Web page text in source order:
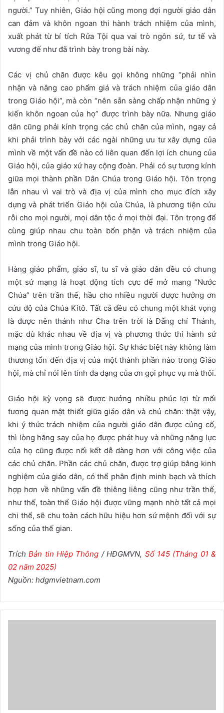
người.” Tuy nhiên, Giáo hội cũng mong đợi người giáo dân
can đảm và khôn ngoan thi hành trách nhiệm của mình,
xuất phát từ bí tích Rửa Tội qua vai trò ngôn sứ, tư tế và
vương đế như đã trình bày trong bài này.
Các vị chủ chăn được kêu gọi không những “phải nhìn
nhận và nâng cao phẩm giá và trách nhiệm của giáo dân
trong Giáo hội”, mà còn “nên sẵn sàng chấp nhận những ý
kiến khôn ngoan của họ” được trình bày nữa. Nhưng giáo
dân cũng phải kính trọng các chủ chăn của mình, ngay cả
khi phải trình bày với các ngài những ưu tư xây dựng của
mình về một vấn đề nào có liên quan đến lợi ích chung của
Giáo hội, của giáo xứ hay cộng đoàn. Phải có sự tương kính
giữa mọi thành phần Dân Chúa trong Giáo hội. Tôn trọng
lẫn nhau vì vai trò và địa vị của mình cho mục đích xây
dựng và phát triển Giáo hội của Chúa, là phương tiện cứu
rỗi cho mọi người, mọi dân tộc ở mọi thời đại. Tôn trọng để
cùng giúp nhau chu toàn bổn phận và trách nhiệm của
mình trong Giáo hội.
Hàng giáo phẩm, giáo sĩ, tu sĩ và giáo dân đều có chung
một sứ mạng là hoạt động tích cực để mở mang “Nước
Chúa” trên trần thế, hầu cho nhiều người được hưởng ơn
cứu độ của Chúa Kitô. Tất cả đều có chung một khát vọng
là được nên thánh như Cha trên trời là Đấng chí Thánh,
mặc dù khác nhau về địa vị và phương thức thi hành sứ
mạng của mình trong Giáo hội. Sự khác biệt này không làm
thương tổn đến địa vị của một thành phần nào trong Giáo
hội, mà chỉ nói lên tính đa dạng của ơn gọi phục vụ mà thôi.
Giáo hội kỳ vọng sẽ được hưởng nhiều phúc lợi từ mối
tương quan mật thiết giữa giáo dân và chủ chăn: thật vậy,
khi ý thức trách nhiệm của người giáo dân được củng cố,
thì lòng hăng say của họ được phát huy và những năng lực
của họ cũng được nối kết dễ dàng hơn với công việc của
các chủ chăn. Phần các chủ chăn, được trợ giúp bằng kinh
nghiệm của giáo dân, có thể phân định minh bạch và thích
hợp hơn về những vấn đề thiêng liêng cũng như trần thế,
như thế, toàn thể Giáo hội được vững mạnh nhờ tất cả mọi
chi thể, sẽ chu toàn cách hữu hiệu hơn sứ mệnh đối với sự
sống của thế gian.
TríchBản tin Hiệp Thông / HĐGMVN, Số 145 (Tháng 01 &
02 năm 2025)
Nguồn: hdgmvietnam.com